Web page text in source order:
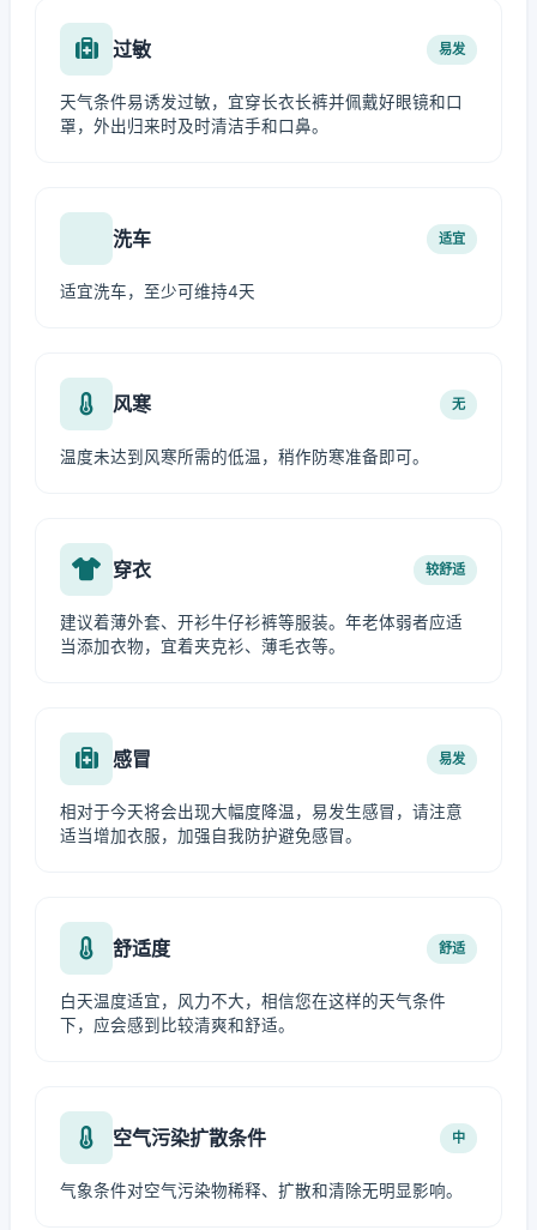
过敏 易发
天气条件易诱发过敏，宜穿长衣长裤并佩戴好眼镜和口
罩，外出归来时及时清洁手和口鼻。
洗车 适宜
适宜洗车，至少可维持4天
风寒 无
温度未达到风寒所需的低温，稍作防寒准备即可。
穿衣 较舒适
建议着薄外套、开衫牛仔衫裤等服装。年老体弱者应适
当添加衣物，宜着夹克衫、薄毛衣等。
感冒 易发
相对于今天将会出现大幅度降温，易发生感冒，请注意
适当增加衣服，加强自我防护避免感冒。
舒适度 舒适
白天温度适宜，风力不大，相信您在这样的天气条件
下，应会感到比较清爽和舒适。
空气污染扩散条件 中
气象条件对空气污染物稀释、扩散和清除无明显影响。